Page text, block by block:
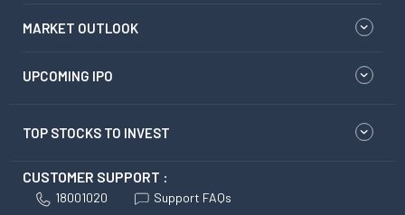
MARKET OUTLOOK
UPCOMING IPO
TOP STOCKS TO INVEST
CUSTOMER SUPPORT :
18001020 Support FAQs